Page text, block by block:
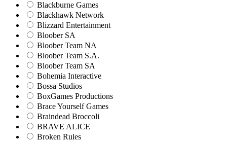
Blackburne Games
Blackhawk Network
Blizzard Entertainment
Bloober SA
Bloober Team NA
Bloober Team S.A.
Bloober Team SA
Bohemia Interactive
Bossa Studios
BoxGames Productions
Brace Yourself Games
Braindead Broccoli
BRAVE ALICE
Broken Rules